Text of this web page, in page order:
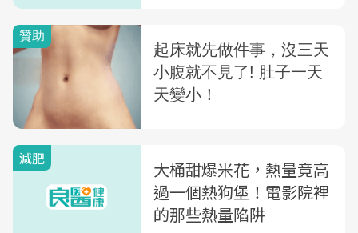
減肥
大桶甜爆米花，熱量竟高
過一個熱狗堡！電影院裡
的那些熱量陷阱